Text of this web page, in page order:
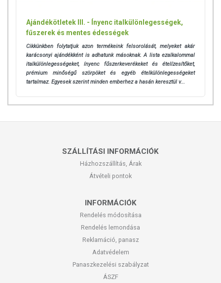
Ajándékötletek III. - Ínyenc italkülönlegességek,
fűszerek és mentes édességek
Cikkünkben folytatjuk azon termékeink felsorolását, melyeket akár
karácsonyi ajándékként is adhatunk másoknak. A lista ezalkalommal
italkülönlegességeket, ínyenc fűszerkeverékeket és ételízesítőket,
prémium minőségű szörpöket és egyéb ételkülönlegességeket
tartalmaz. Egyesek szerint minden emberhez a hasán keresztül v...
SZÁLLÍTÁSI INFORMÁCIÓK
Házhozszállítás, Árak
Átvételi pontok
INFORMÁCIÓK
Rendelés módosítása
Rendelés lemondása
Reklamáció, panasz
Adatvédelem
Panaszkezelési szabályzat
ÁSZF